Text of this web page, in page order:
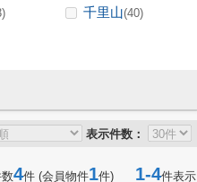
千里山(40)
表示件数：
4件 (会員物件1件) 1-4件表示